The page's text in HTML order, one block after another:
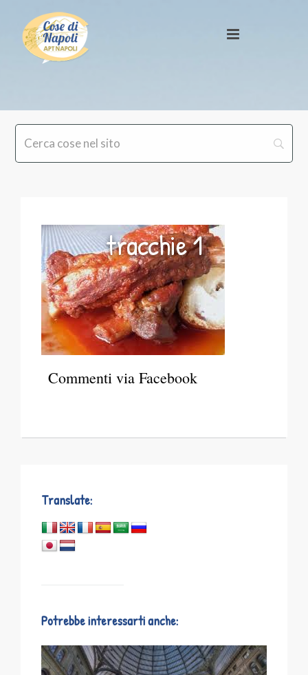
tracchie 1
Commenti via Facebook
Translate:
Potrebbe interessarti anche: